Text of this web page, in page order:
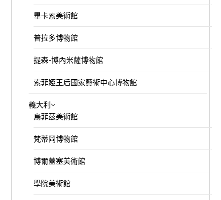
畢卡索美術館
普拉多博物館
提森-博內米薩博物館
索菲婭王后國家藝術中心博物館
義大利
烏菲茲美術館
梵蒂岡博物館
博爾蓋塞美術館
學院美術館